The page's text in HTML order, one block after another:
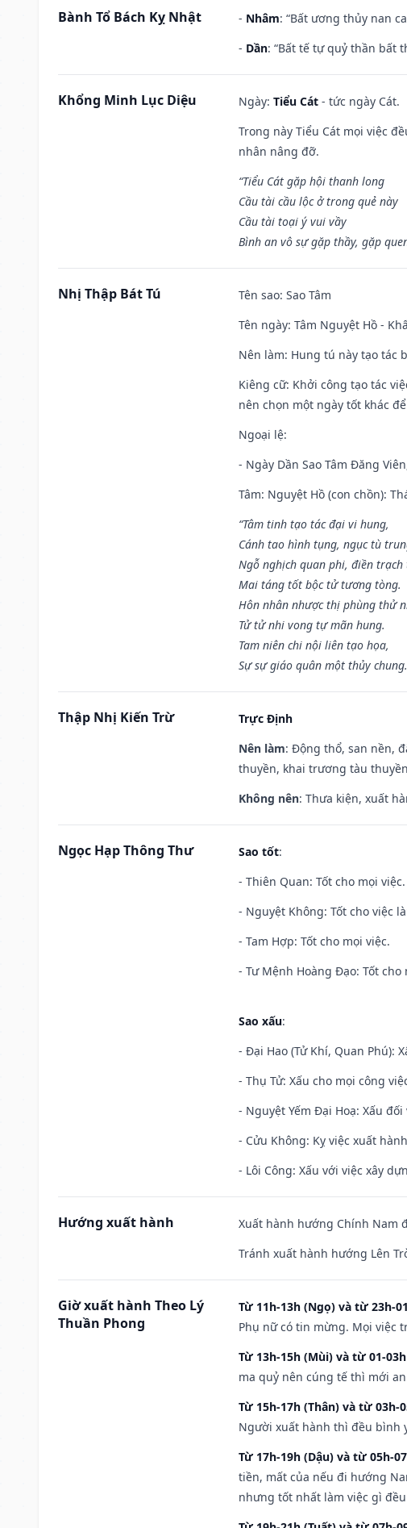
Bành Tổ Bách Kỵ Nhật - Nhâm: “Bất ương thủy nan
- Dần: “Bất tế tự quỷ thần bất
Khổng Minh Lục Diệu Ngày: Tiểu Cát - tức ngày Cát.
Trong này Tiểu Cát mọi việc
nhân nâng đỡ.
“Tiểu Cát gặp hội thanh long
Cầu tài cầu lộc ở trong quẻ này
Cầu tài toại ý vui vầy
Bình an vô sự gặp thầy, gặp
Nhị Thập Bát Tú Tên sao: Sao Tâm
Tên ngày: Tâm Nguyệt Hồ -
Nên làm: Hung tú này tạo tác
Kiêng cữ: Khởi công tạo tác
nên chọn một ngày tốt khác
Ngoại lệ:
- Ngày Dần Sao Tâm Đăng
Tâm: Nguyệt Hồ (con chồn):
“Tâm tinh tạo tác đại vi hung,
Cánh tao hình tụng, ngục tù
Ngỗ nghịch quan phi, điền trạch
Mai táng tốt bộc tử tương tòng.
Hôn nhân nhược thị phùng thử
Tử tử nhi vong tự mãn hung.
Tam niên chi nội liên tạo họa,
Sự sự giáo quân một thủy
Thập Nhị Kiến Trừ
Trực Định
Nên làm: Động thổ, san nền,
thuyền, khai trương tàu
Không nên: Thưa kiện, xuất
Ngọc Hạp Thông Thư Sao tốt:
- Thiên Quan: Tốt cho mọi việc.
- Nguyệt Không: Tốt cho việc
- Tam Hợp: Tốt cho mọi việc.
- Tư Mệnh Hoàng Đạo: Tốt cho
Sao xấu:
- Đại Hao (Tử Khí, Quan Phú):
- Thụ Tử: Xấu cho mọi công
- Nguyệt Yếm Đại Hoạ: Xấu
- Cửu Không: Kỵ việc xuất
- Lôi Công: Xấu với việc xây
Hướng xuất hành
Xuất hành hướng Chính Nam
Tránh xuất hành hướng Lên
Giờ xuất hành Theo Lý
Thuần Phong
Từ 11h-13h (Ngọ) và từ 23h-
Phụ nữ có tin mừng. Mọi việc
Từ 13h-15h (Mùi) và từ 01-
ma quỷ nên cúng tế thì mới
Từ 15h-17h (Thân) và từ 03h-
Người xuất hành thì đều bình
Từ 17h-19h (Dậu) và từ 05h-
tiền, mất của nếu đi hướng
nhưng tốt nhất làm việc gì